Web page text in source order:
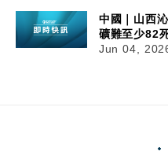
中國｜山西
礦難至少82
Jun 04,